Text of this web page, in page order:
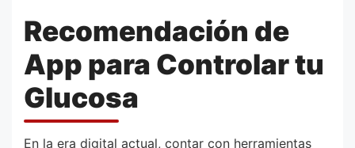
Recomendación de
App para Controlar tu
Glucosa
En la era digital actual, contar con herramientas